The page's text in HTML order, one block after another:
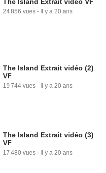
24 856 vues - Il y a 20 ans
The Island Extrait vidéo (2)
VF
19 744 vues - Il y a 20 ans
The Island Extrait vidéo (3)
VF
17 480 vues - Il y a 20 ans